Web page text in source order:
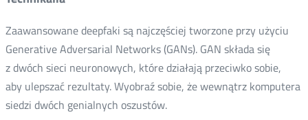
Zaawansowane deepfaki są najczęściej tworzone przy użyciu
Generative Adversarial Networks (GANs). GAN składa się
z dwóch sieci neuronowych, które działają przeciwko sobie,
aby ulepszać rezultaty. Wyobraź sobie, że wewnątrz komputera
siedzi dwóch genialnych oszustów.